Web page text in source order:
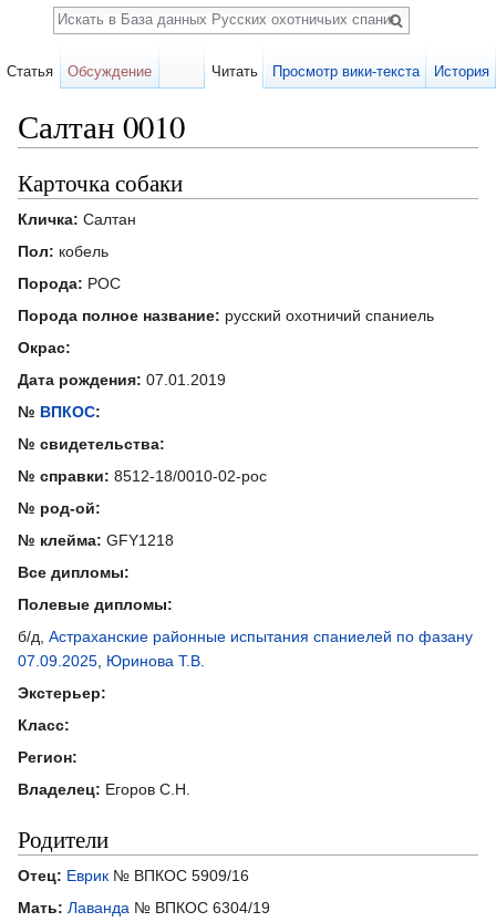
Салтан 0010
Карточка собаки
Кличка: Салтан
Пол: кобель
Порода: РОС
Порода полное название: русский охотничий спаниель
Окрас:
Дата рождения: 07.01.2019
№ ВПКОС:
№ свидетельства:
№ справки: 8512-18/0010-02-рос
№ род-ой:
№ клейма: GFY1218
Все дипломы:
Полевые дипломы:
б/д, Астраханские районные испытания спаниелей по фазану
07.09.2025 Юринова Т.В.
Экстерьер:
Класс:
Регион:
Владелец: Егоров С.Н.
Родители
Отец: Еврик № ВПКОС 5909/16
Мать: Лаванда № ВПКОС 6304/19
Статья Обсуждение Читать Просмотр вики-текста История
Поиск